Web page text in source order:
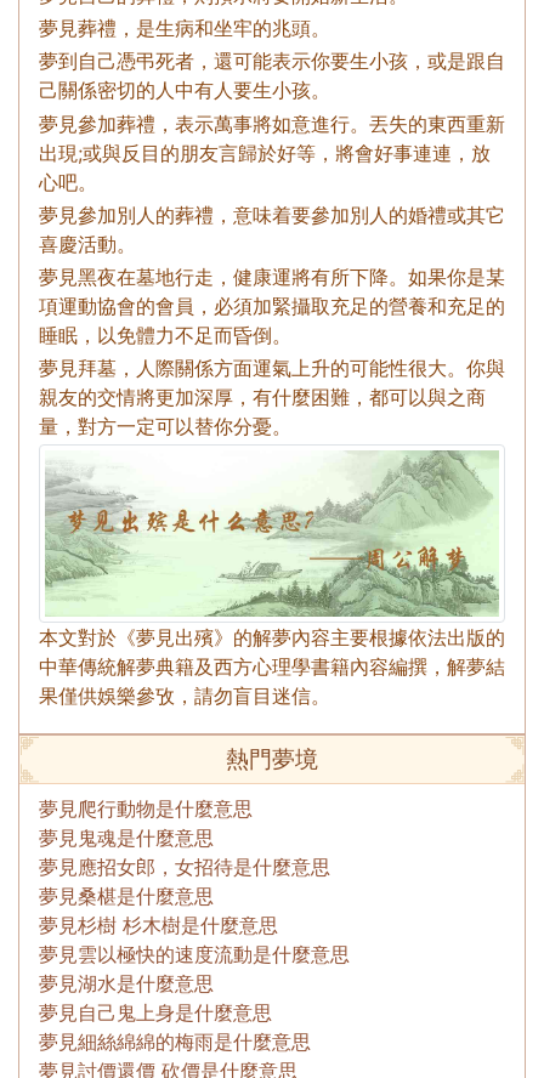
夢見葬禮，是生病和坐牢的兆頭。
夢到自己憑弔死者，還可能表示你要生小孩，或是跟自
己關係密切的人中有人要生小孩。
夢見參加葬禮，表示萬事將如意進行。丟失的東西重新
出現;或與反目的朋友言歸於好等，將會好事連連，放
心吧。
夢見參加別人的葬禮，意味着要參加別人的婚禮或其它
喜慶活動。
夢見黑夜在墓地行走，健康運將有所下降。如果你是某
項運動協會的會員，必須加緊攝取充足的營養和充足的
睡眠，以免體力不足而昏倒。
夢見拜墓，人際關係方面運氣上升的可能性很大。你與
親友的交情將更加深厚，有什麼困難，都可以與之商
量，對方一定可以替你分憂。
本文對於《夢見出殯》的解夢內容主要根據依法出版的
中華傳統解夢典籍及西方心理學書籍內容編撰，解夢結
果僅供娛樂參攷，請勿盲目迷信。
熱門夢境
夢見爬行動物是什麼意思
夢見鬼魂是什麼意思
夢見應招女郎，女招待是什麼意思
夢見桑椹是什麼意思
夢見杉樹 杉木樹是什麼意思
夢見雲以極快的速度流動是什麼意思
夢見湖水是什麼意思
夢見自己鬼上身是什麼意思
夢見細絲綿綿的梅雨是什麼意思
夢見討價還價 砍價是什麼意思